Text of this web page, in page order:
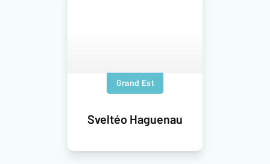
Grand Est
Sveltéo Haguenau